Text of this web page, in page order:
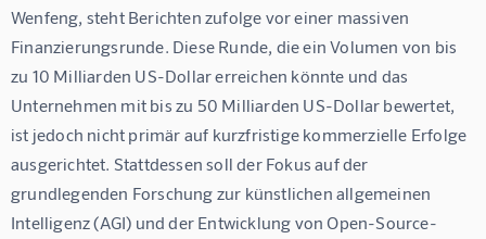
Wenfeng, steht Berichten zufolge vor einer massiven
Finanzierungsrunde. Diese Runde, die ein Volumen von bis
zu 10 Milliarden US-Dollar erreichen könnte und das
Unternehmen mit bis zu 50 Milliarden US-Dollar bewertet,
ist jedoch nicht primär auf kurzfristige kommerzielle Erfolge
ausgerichtet. Stattdessen soll der Fokus auf der
grundlegenden Forschung zur künstlichen allgemeinen
Intelligenz (AGI) und der Entwicklung von Open-Source-